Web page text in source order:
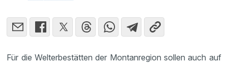
Für die Welterbestätten der Montanregion sollen auch auf